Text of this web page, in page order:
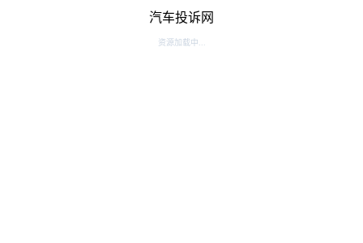
汽车投诉网
资源加载中...